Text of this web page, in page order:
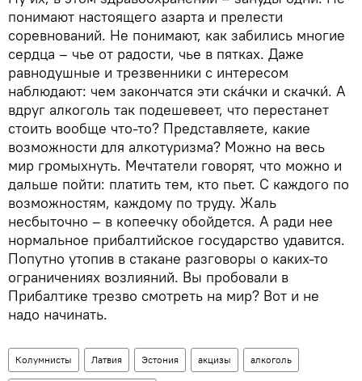
понимают настоящего азарта и прелести
соревнований. Не понимают, как забились многие
сердца – чье от радости, чье в пятках. Даже
равнодушные и трезвенники с интересом
наблюдают: чем закончатся эти ска́чки и скачки́. А
вдруг алкоголь так подешевеет, что перестанет
стоить вообще что-то? Представляете, какие
возможности для алкотуризма? Можно на весь
мир громыхнуть. Мечтатели говорят, что можно и
дальше пойти: платить тем, кто пьет. С каждого по
возможностям, каждому по труду. Жаль
несбыточно – в копеечку обойдется. А ради нее
нормальное прибалтийское государство удавится.
Попутно утопив в стакане разговоры о каких-то
ограничениях возлияний. Вы пробовали в
Прибалтике трезво смотреть на мир? Вот и не
надо начинать.
Колумнисты Латвия Эстония акцизы алкоголь